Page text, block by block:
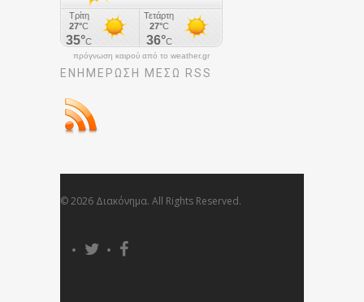
πρόγνωση καιρού από το weather.gr
ΕΝΗΜΈΡΩΣΉ ΜΕΣΩ RSS
© 2026 Διακόνημα. All Rights Reserved.